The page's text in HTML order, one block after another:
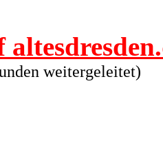
weitergeleitet)